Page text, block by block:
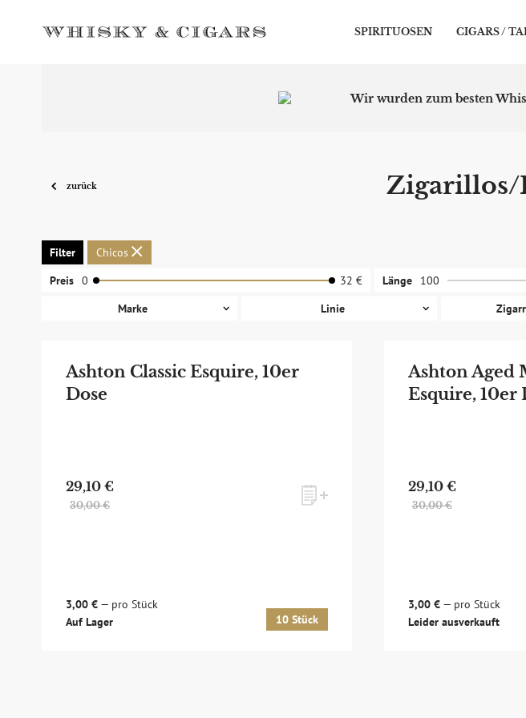
SPIRITUOSEN CIGARS /
Wir wurden zum besten
zurück
Filter
Chicos
Preis 0 32 € Länge 100
Marke
Linie
Ashton Classic Esquire, 10er
Dose
30,00 €
29,10 €
3,00 € — pro Stück
Auf Lager
10 Stück
Ashton Aged
Esquire, 10er
30,00 €
29,10 €
3,00 €— pro Stück
Leider ausverkauft
zum Newsletter anmelden
Möchten Sie ein für Newsletter-Abonnenten exklusives Monats-Angebot